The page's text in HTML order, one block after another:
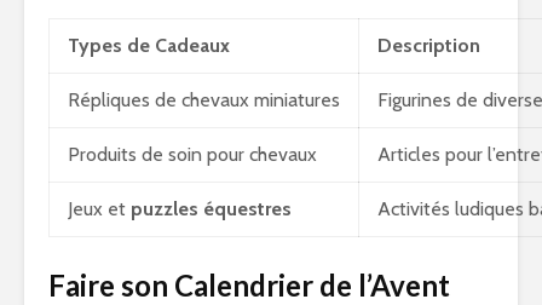
Types de Cadeaux Description
Répliques de chevaux miniatures Figurines de
Produits de soin pour chevaux Articles pour
Jeux et puzzles équestres Activités ludiques
Faire son Calendrier de l’Avent